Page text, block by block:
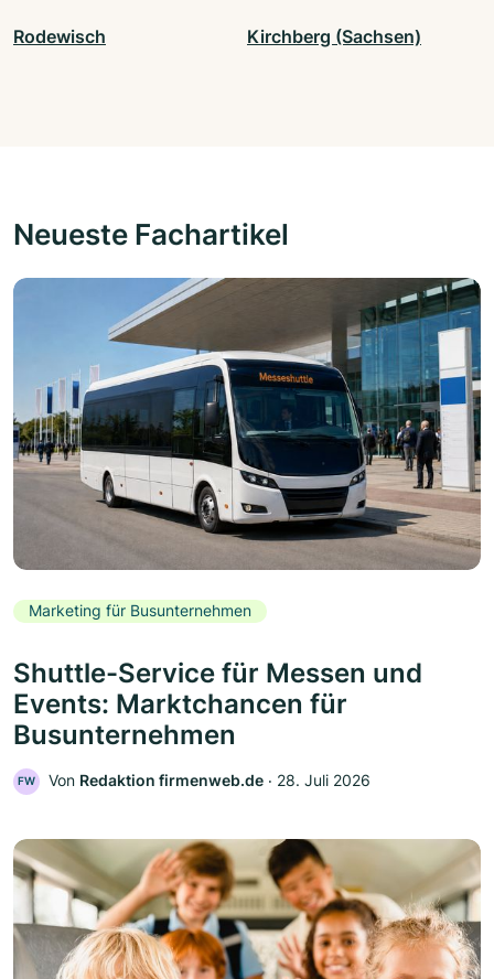
Rodewisch Kirchberg (Sachsen)
Neueste Fachartikel
Marketing für Busunternehmen
Shuttle-Service für Messen und
Events: Marktchancen für
Busunternehmen
FW Von Redaktion firmenweb.de ‧ 28. Juli 2026